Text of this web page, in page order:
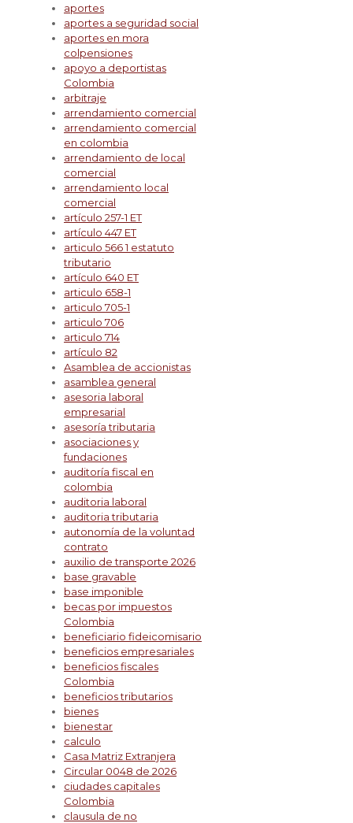
aportes
aportes a seguridad social
aportes en mora
colpensiones
apoyo a deportistas
Colombia
arbitraje
arrendamiento comercial
arrendamiento comercial
en colombia
arrendamiento de local
comercial
arrendamiento local
comercial
artículo 257-1 ET
artículo 447 ET
articulo 566 1 estatuto
tributario
artículo 640 ET
articulo 658-1
articulo 705-1
articulo 706
articulo 714
artículo 82
Asamblea de accionistas
asamblea general
asesoria laboral
empresarial
asesoría tributaria
asociaciones y
fundaciones
auditoría fiscal en
colombia
auditoria laboral
auditoria tributaria
autonomía de la voluntad
contrato
auxilio de transporte 2026
base gravable
base imponible
becas por impuestos
Colombia
beneficiario fideicomisario
beneficios empresariales
beneficios fiscales
Colombia
beneficios tributarios
bienes
bienestar
calculo
Casa Matriz Extranjera
Circular 0048 de 2026
ciudades capitales
Colombia
clausula de no